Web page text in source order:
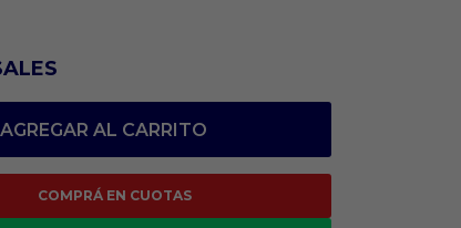
AGREGAR AL CARRITO
COMPRÁ EN CUOTAS